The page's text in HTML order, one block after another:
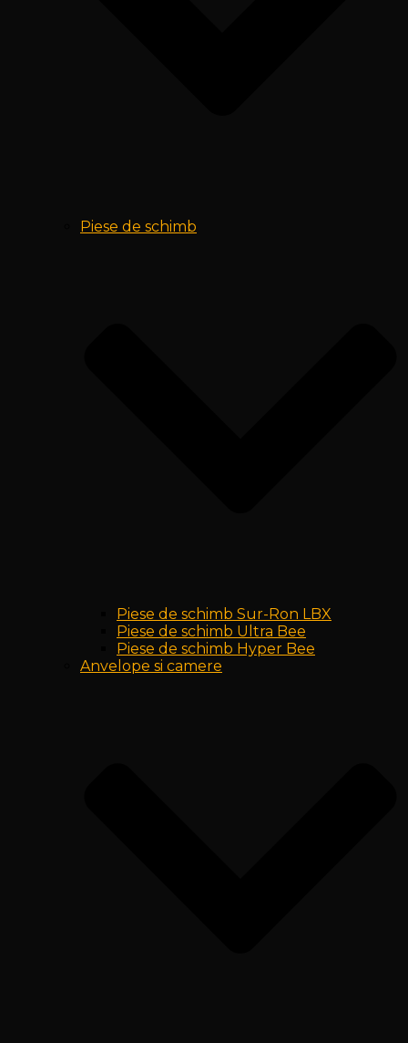
Piese de schimb
Piese de schimb Sur-Ron LBX
Piese de schimb Ultra Bee
Piese de schimb Hyper Bee
Anvelope si camere